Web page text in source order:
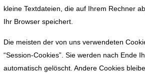
kleine Textdateien, die auf Ihrem Rechner
Ihr Browser speichert.
Die meisten der von uns verwendeten
“Session-Cookies”. Sie werden nach Ende
automatisch gelöscht. Andere Cookies